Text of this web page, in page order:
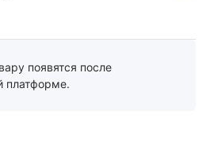
появятся после
платформе.